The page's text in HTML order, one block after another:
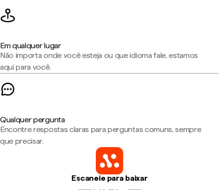
Em qualquer lugar
Não importa onde você esteja ou que idioma fale, estamos
aqui para você.
Qualquer pergunta
Encontre respostas claras para perguntas comuns, sempre
que precisar.
Escaneie para baixar